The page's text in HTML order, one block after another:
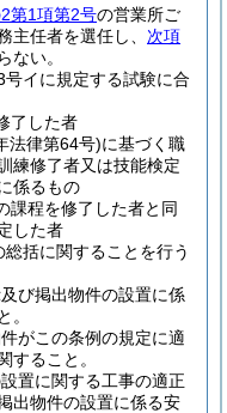
第1項第2号の営業所ご
主任者を選任し、 次項
ない。
イに規定する試験に合
了した者
法律第64号)に基づく職
練修了者又は技能検定
係るもの
課程を修了した者と同
した者
括に関することを行う
び掲出物件の設置に係
。
がこの条例の規定に適
すること。
置に関する工事の適正
出物件の設置に係る安